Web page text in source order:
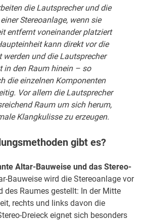
die Lautsprecher und die
Stereoanlage, wenn sie
entfernt voneinander platziert
kann direkt vor die
werden und die Lautsprecher
in den Raum hinein – so
die einzelnen Komponenten
Vor allem die Lautsprecher
Raum um sich herum,
Klangkulisse zu erzeugen.
gibt es?
Altar-Bauweise und das Stereo-
Bauweise wird die Stereoanlage vor
des Raumes gestellt: In der Mitte
rechts und links davon die
Dreieck eignet sich besonders